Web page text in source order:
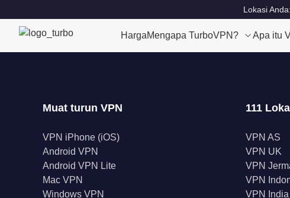
Lokasi
HargaMengapa TurboVPN? Apa itu
Muat turun VPN
VPN iPhone (iOS)
Android VPN
Android VPN Lite
Mac VPN
Windows VPN
111
VPN AS
VPN UK
VPN
VPN
VPN India